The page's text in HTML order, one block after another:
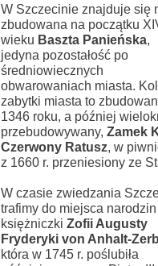
W Szczecinie znajduje się
zbudowana na początku
wieku Baszta Panieńska
jedyna pozostałość po
średniowiecznych
obwarowaniach miasta.
zabytki miasta to
1346 roku, a później
przebudowywany, Zamek
Czerwony Ratusz , w
z 1660 r. przeniesiony ze
W czasie zwiedzania
trafimy do miejsca narodzin
księżniczki Zofii Augusty
Fryderyki von Anhalt-
która w 1745 r. poślubiła